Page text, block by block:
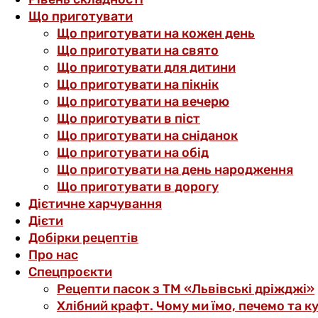
Що приготувати
Що приготувати на кожен день
Що приготувати на свято
Що приготувати для дитини
Що приготувати на пікнік
Що приготувати на вечерю
Що приготувати в піст
Що приготувати на сніданок
Що приготувати на обід
Що приготувати на день народження
Що приготувати в дорогу
Дієтичне харчування
Дієти
Добірки рецептів
Про нас
Спецпроєкти
Рецепти пасок з ТМ «Львівські дріжджі»
Хлібний крафт. Чому ми їмо, печемо та